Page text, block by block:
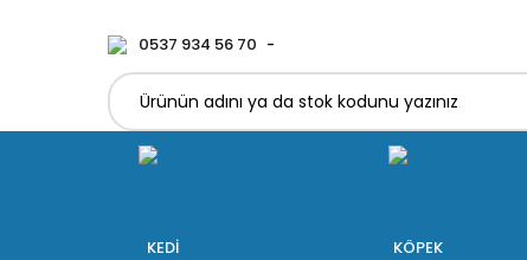
0537 934 56 70
KEDİ KÖPEK